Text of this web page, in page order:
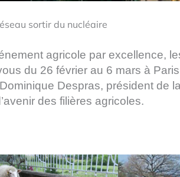
sortir du nucléaire
agricole par excellence,
du 26 février au 6 mars à
Despras, président de
des filières agricoles.